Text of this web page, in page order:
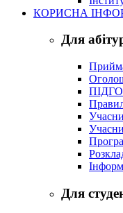
КОРИСНА
Для
Для